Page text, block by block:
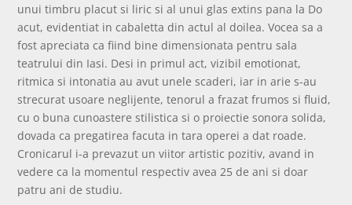
unui timbru placut si liric si al unui glas extins pana la Do
acut, evidentiat in cabaletta din actul al doilea. Vocea sa a
fost apreciata ca fiind bine dimensionata pentru sala
teatrului din Iasi. Desi in primul act, vizibil emotionat,
ritmica si intonatia au avut unele scaderi, iar in arie s-au
strecurat usoare neglijente, tenorul a frazat frumos si fluid,
cu o buna cunoastere stilistica si o proiectie sonora solida,
dovada ca pregatirea facuta in tara operei a dat roade.
Cronicarul i-a prevazut un viitor artistic pozitiv, avand in
vedere ca la momentul respectiv avea 25 de ani si doar
patru ani de studiu.